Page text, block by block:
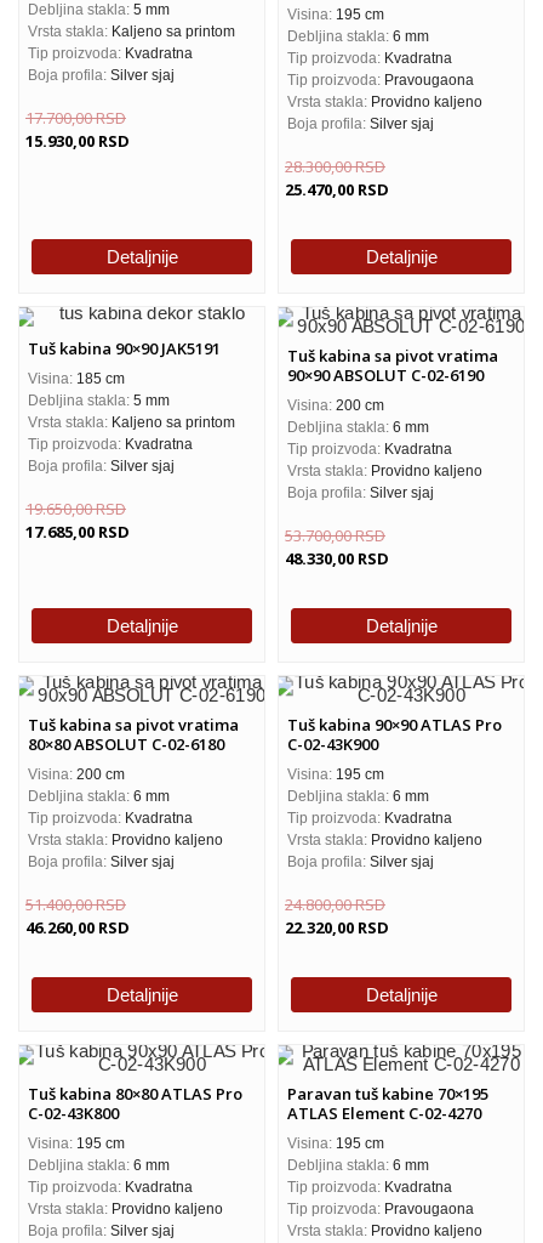
Debljina stakla: 5 mm
Vrsta stakla: Kaljeno sa printom
Tip proizvoda: Kvadratna
Boja profila: Silver sjaj
17.700,00RSD
15.930,00 RSD
Detaljnije
Visina: 195 cm
Debljina stakla: 6 mm
Tip proizvoda: Kvadratna
Tip proizvoda: Pravougaona
Vrsta stakla: Providno kaljeno
Boja profila: Silver sjaj
28.300,00RSD
25.470,00 RSD
Detaljnije
Tuš kabina 90×90 JAK5191
Visina: 185 cm
Debljina stakla: 5 mm
Vrsta stakla: Kaljeno sa printom
Tip proizvoda: Kvadratna
Boja profila: Silver sjaj
19.650,00RSD
17.685,00 RSD
Detaljnije
Tuš kabina sa pivot vratima
90×90 ABSOLUT C-02-6190
Visina: 200 cm
Debljina stakla: 6 mm
Tip proizvoda: Kvadratna
Vrsta stakla: Providno kaljeno
Boja profila: Silver sjaj
53.700,00RSD
48.330,00 RSD
Detaljnije
Tuš kabina sa pivot vratima
80×80 ABSOLUT C-02-6180
Visina: 200 cm
Debljina stakla: 6 mm
Tip proizvoda: Kvadratna
Vrsta stakla: Providno kaljeno
Boja profila: Silver sjaj
51.400,00RSD
46.260,00 RSD
Detaljnije
Tuš kabina 90×90 ATLAS Pro
C-02-43K900
Visina: 195 cm
Debljina stakla: 6 mm
Tip proizvoda: Kvadratna
Vrsta stakla: Providno kaljeno
Boja profila: Silver sjaj
24.800,00RSD
22.320,00 RSD
Detaljnije
Tuš kabina 80×80 ATLAS Pro
C-02-43K800
Visina: 195 cm
Debljina stakla: 6 mm
Tip proizvoda: Kvadratna
Vrsta stakla: Providno kaljeno
Boja profila: Silver sjaj
Paravan tuš kabine 70×195
ATLAS Element C-02-4270
Visina: 195 cm
Debljina stakla: 6 mm
Tip proizvoda: Kvadratna
Tip proizvoda: Pravougaona
Vrsta stakla: Providno kaljeno